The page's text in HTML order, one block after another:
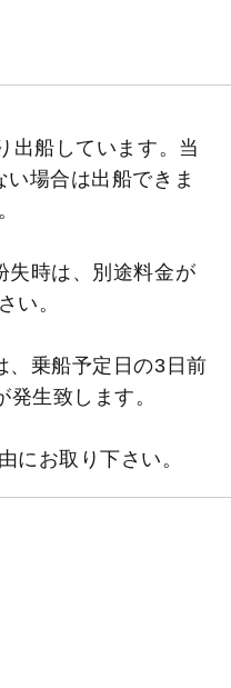
出船しています。当
い場合は出船できま
失時は、別途料金が
い。
、乗船予定日の3日前
生致します。
にお取り下さい。